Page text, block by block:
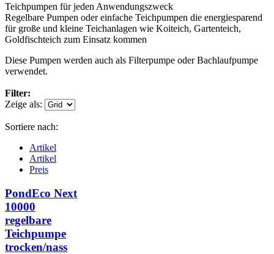
Teichpumpen für jeden Anwendungszweck
Regelbare Pumpen oder einfache Teichpumpen die energiesparend
für große und kleine Teichanlagen wie Koiteich, Gartenteich,
Goldfischteich zum Einsatz kommen
Diese Pumpen werden auch als Filterpumpe oder Bachlaufpumpe
verwendet.
Filter:
Zeige als:
Sortiere nach:
Artikel
Artikel
Preis
PondEco Next
10000
regelbare
Teichpumpe
trocken/nass